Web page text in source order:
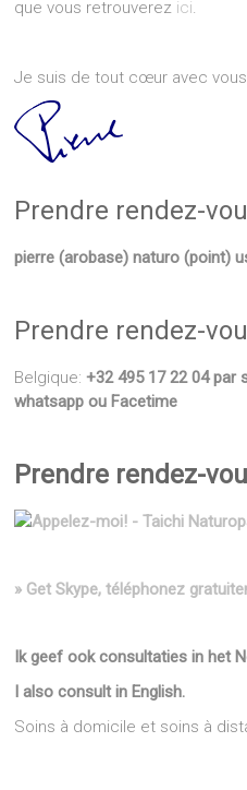
que vous retrouverez ici.
Je suis de tout cœur avec
Prendre rendez-
pierre (arobase) naturo (point)
Prendre rendez-
Belgique:+32 495 17 22 04 par
whatsapp ou Facetime
Prendre rendez-
» Get Skype, téléphonez
Ik geef ook consultaties in het
I also consult in English.
Soins à domicile et soins à